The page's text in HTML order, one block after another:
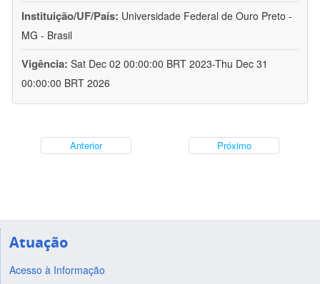
Instituição/UF/País: Universidade Federal de Ouro Preto -
MG - Brasil
Vigência: Sat Dec 02 00:00:00 BRT 2023-Thu Dec 31
00:00:00 BRT 2026
Anterior Próximo
Atuação
Acesso à Informação